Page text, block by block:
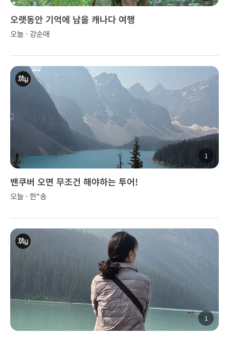
오랫동안 기억에 남을 캐나다 여행
오늘 · 강순애
1
밴쿠버 오면 무조건 해야하는 투어!
오늘 · 한*송
1